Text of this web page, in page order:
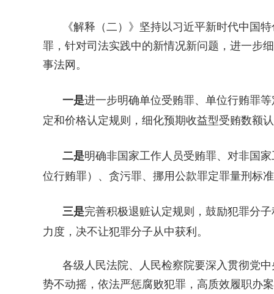
《解释（二）》坚持以习近平新时代中国
罪，针对司法实践中的新情况新问题，进一步
事法网。
一是进一步明确单位受贿罪、单位行贿罪
定和价格认定规则，细化预期收益型受贿数额
二是明确非国家工作人员受贿罪、对非国
位行贿罪）、贪污罪、挪用公款罪定罪量刑标
三是完善积极退赃认定规则，鼓励犯罪分
力度，决不让犯罪分子从中获利。
各级人民法院、人民检察院要深入贯彻党
势不动摇，依法严惩腐败犯罪，高质效履职办